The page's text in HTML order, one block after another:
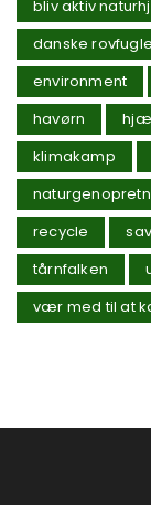
bliv aktiv
danske rovfugle
environment
havørn
klimakamp
recycle
tårnfalken
vær med til at